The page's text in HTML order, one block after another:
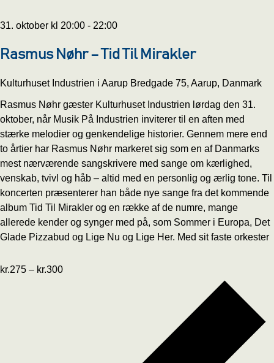
31. oktober kl 20:00 - 22:00
Rasmus Nøhr – Tid Til Mirakler
Kulturhuset Industrien i Aarup Bredgade 75, Aarup, Danmark
Rasmus Nøhr gæster Kulturhuset Industrien lørdag den 31.
oktober, når Musik På Industrien inviterer til en aften med
stærke melodier og genkendelige historier. Gennem mere end
to årtier har Rasmus Nøhr markeret sig som en af Danmarks
mest nærværende sangskrivere med sange om kærlighed,
venskab, tvivl og håb – altid med en personlig og ærlig tone. Til
koncerten præsenterer han både nye sange fra det kommende
album Tid Til Mirakler og en række af de numre, mange
allerede kender og synger med på, som Sommer i Europa, Det
Glade Pizzabud og Lige Nu og Lige Her. Med sit faste orkester
kr.275 – kr.300